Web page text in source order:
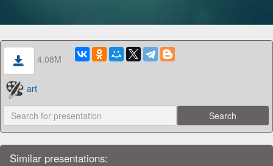
4.08M
art
Similar presentations: